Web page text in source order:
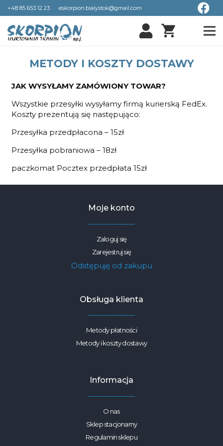
+48 85 653 12 23 eskorpion.bialystok@gmail.com
shopping_cart
METODY I KOSZTY DOSTAWY
JAK WYSYŁAMY ZAMÓWIONY TOWAR?
Wszystkie przesyłki wysyłamy firmą kurierską FedEx.
Koszty prezentują się następująco:
Przesyłka przedpłacona – 15zł
Przesyłka pobraniowa – 18zł
paczkomat Pocztex przedpłata 15zł
Moje konto
Zaloguj się
Zarejestruj się
Odstępuję od zakupu
Obsługa klienta
Metody płatności
Metody i koszty dostawy
Informacja
O nas
Sklep stacjonarny
Regulamin sklepu